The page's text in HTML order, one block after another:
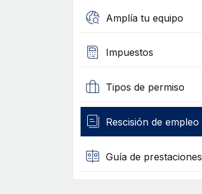
Amplía tu equipo
Impuestos
Tipos de permiso
Rescisión de empleo
Guía de prestaciones